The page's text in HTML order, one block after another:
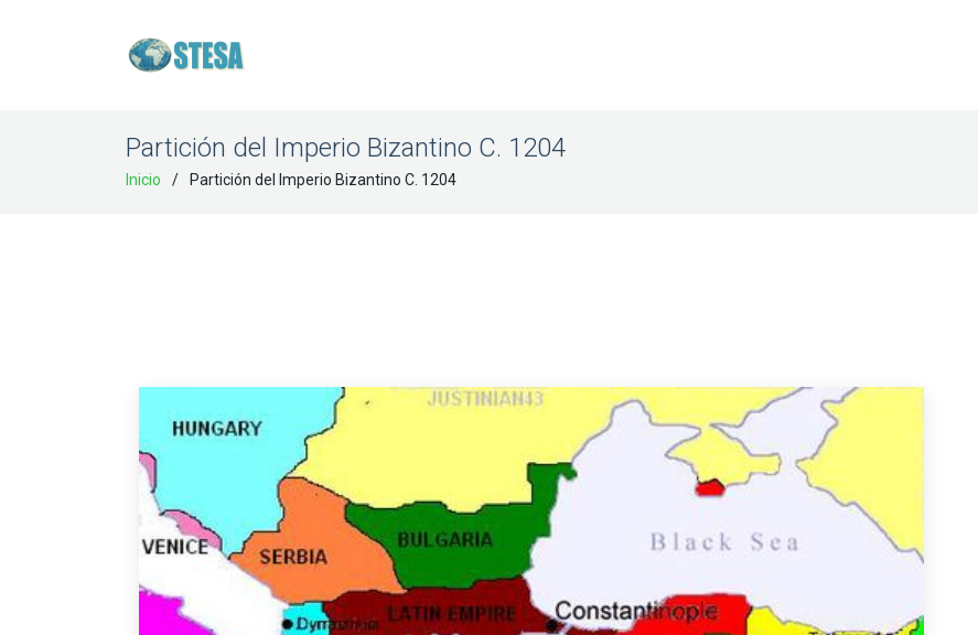
Partición del Imperio Bizantino C. 1204
Inicio Partición del Imperio Bizantino C. 1204